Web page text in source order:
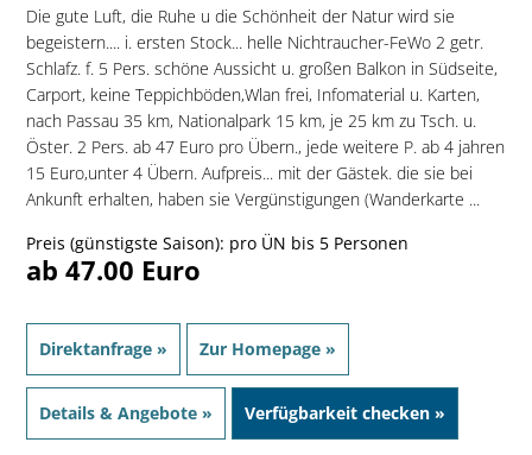
Die gute Luft, die Ruhe u die Schönheit der Natur wird sie
begeistern.... i. ersten Stock... helle Nichtraucher-FeWo 2 getr.
Schlafz. f. 5 Pers. schöne Aussicht u. großen Balkon in Südseite,
Carport, keine Teppichböden,Wlan frei, Infomaterial u. Karten,
nach Passau 35 km, Nationalpark 15 km, je 25 km zu Tsch. u.
Öster. 2 Pers. ab 47 Euro pro Übern., jede weitere P. ab 4 jahren
15 Euro,unter 4 Übern. Aufpreis... mit der Gästek. die sie bei
Ankunft erhalten, haben sie Vergünstigungen (Wanderkarte ...
Preis (günstigste Saison): pro ÜN bis 5 Personen
ab 47.00 Euro
Direktanfrage » Zur Homepage »
Details & Angebote » Verfügbarkeit checken »